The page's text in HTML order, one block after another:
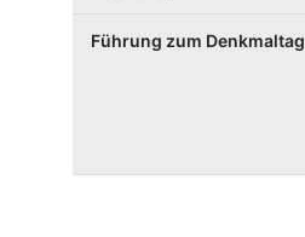
Führung zum Denkmaltag